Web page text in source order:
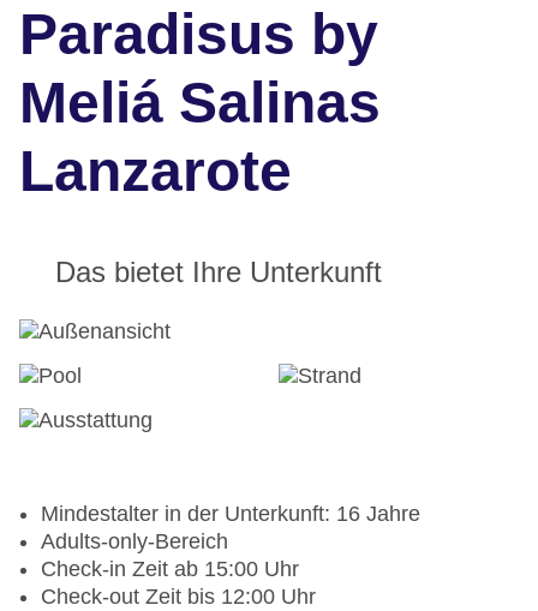
Paradisus by
Meliá Salinas
Lanzarote
Das bietet Ihre Unterkunft
Mindestalter in der Unterkunft: 16 Jahre
Adults-only-Bereich
Check-in Zeit ab 15:00 Uhr
Check-out Zeit bis 12:00 Uhr